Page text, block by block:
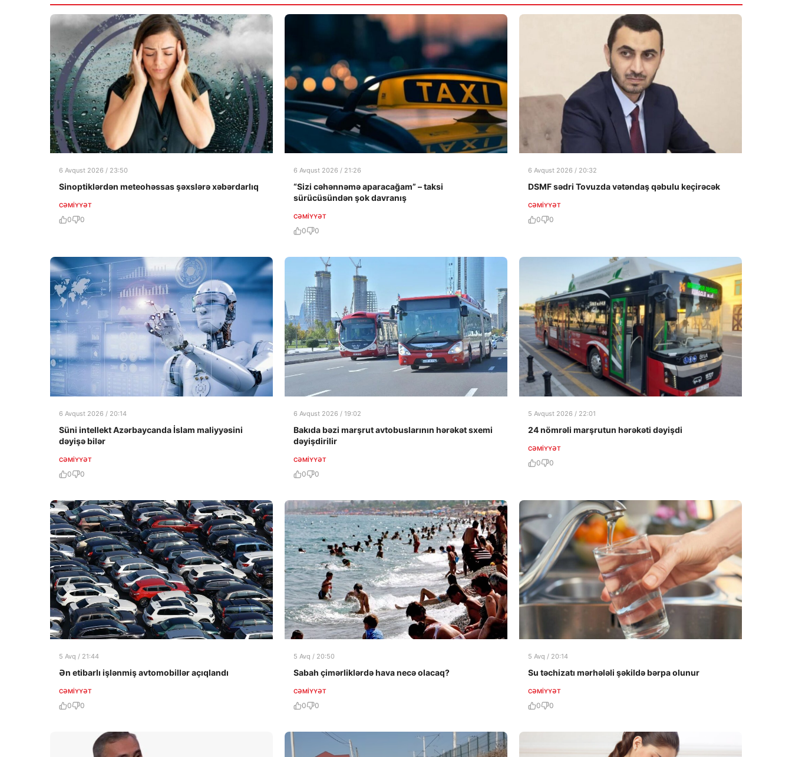
6 Avqust 2026 / 23:50
Sinoptiklərdən meteohəssas şəxslərə xəbərdarlıq
CƏMIYYƏT
0 0
6 Avqust 2026 / 21:26
“Sizi cəhənnəmə aparacağam” – taksi
sürücüsündən şok davranış
CƏMIYYƏT
0 0
6 Avqust 2026 / 20:32
DSMF sədri Tovuzda vətəndaş qəbulu keçirəcək
CƏMIYYƏT
0 0
6 Avqust 2026 / 20:14
Süni intellekt Azərbaycanda İslam maliyyəsini
dəyişə bilər
CƏMIYYƏT
0 0
6 Avqust 2026 / 19:02
Bakıda bəzi marşrut avtobuslarının hərəkət sxemi
dəyişdirilir
CƏMIYYƏT
0 0
5 Avqust 2026 / 22:01
24 nömrəli marşrutun hərəkəti dəyişdi
CƏMIYYƏT
0 0
5 Avq / 21:44
Ən etibarlı işlənmiş avtomobillər açıqlandı
CƏMIYYƏT
0 0
5 Avq / 20:50
Sabah çimərliklərdə hava necə olacaq?
CƏMIYYƏT
0 0
5 Avq / 20:14
Su təchizatı mərhələli şəkildə bərpa olunur
CƏMIYYƏT
0 0